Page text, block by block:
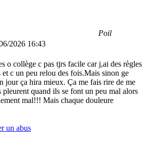
Poil
2026 16:43
o collège c pas tjrs facile car j,ai des règles
et c un peu relou des fois.Mais sinon ge
jour ça hira mieux. Ça me fais rire de me
pleurent quand ils se font un peu mal alors
mal!!! Mais chaque douleure
un abus